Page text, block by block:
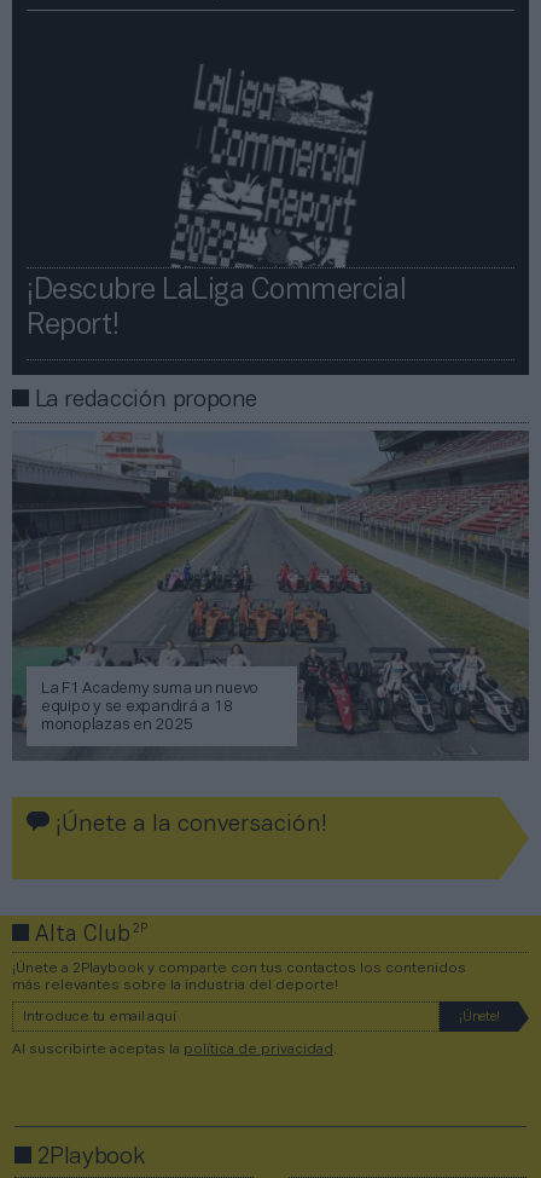
¡Descubre LaLiga Commercial
Report!​​
La redacción propone
La F1 Academy suma un nuevo
equipo y se expandirá a 18
monoplazas en 2025
¡Únete a la conversación!
Alta Club2P
¡Únete a 2Playbook y comparte con tus contactos los contenidos
más relevantes sobre la industria del deporte!
Al suscribirte aceptas la política de privacidad
2Playbook